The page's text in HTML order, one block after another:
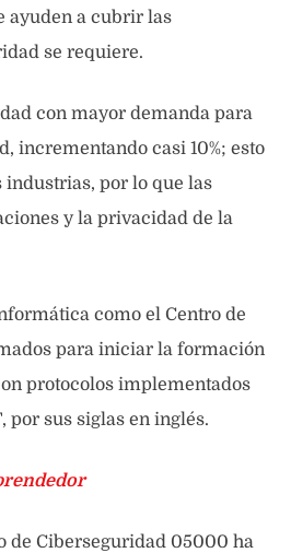
ayuden a cubrir las
se requiere.
con mayor demanda para
incrementando casi 10%; esto
por lo que las
y la privacidad de la
como el Centro de
para iniciar la formación
protocolos implementados
por sus siglas en inglés.
de Ciberseguridad 05000 ha